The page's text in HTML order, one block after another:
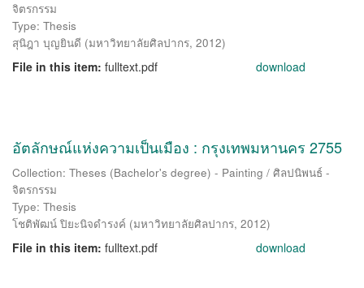
จิตรกรรม
Type: Thesis
สุนิฎา บุญยินดี (มหาวิทยาลัยศิลปากร, 2012)
File in this item: fulltext.pdf download
อัตลักษณ์แห่งความเป็นเมือง : กรุงเทพมหานคร 2755
Collection: Theses (Bachelor's degree) - Painting / ศิลปนิพนธ์ -
จิตรกรรม
Type: Thesis
โชติพัฒน์ ปิยะนิจดำรงค์ (มหาวิทยาลัยศิลปากร, 2012)
File in this item: fulltext.pdf download